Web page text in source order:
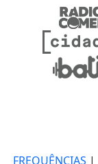
FREQUÊNCIAS |